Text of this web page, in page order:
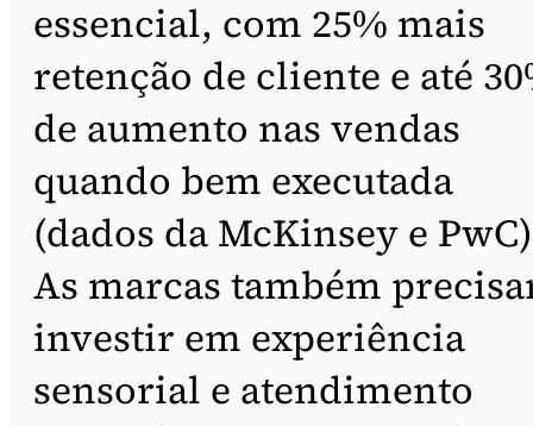
essencial, com 25% mais
retenção de cliente e até
de aumento nas vendas
quando bem executada
(dados da McKinsey e
As marcas também
investir em experiência
sensorial e atendimento